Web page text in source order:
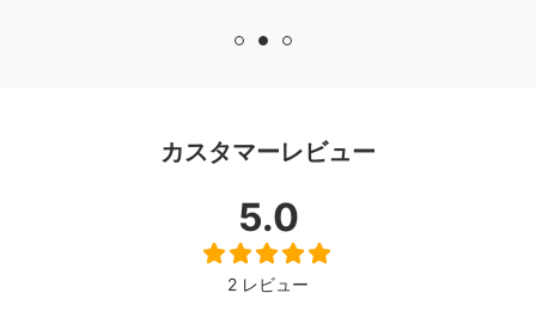
配送無料！最高でし
カスタマーレビュー
5.0
2 レビュー